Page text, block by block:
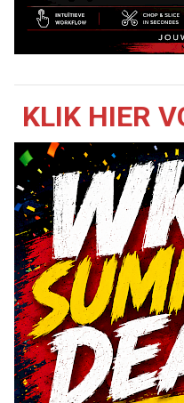
KLIK HIER